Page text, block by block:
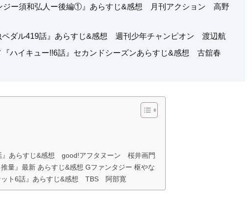
ジー須和弘人ー後編①』あらすじ&感想 月刊アクション 高野
ペダル419話』あらすじ&感想 週刊少年チャンピオン 渡辺航
『ハイキュー!!6話』セカンドシーズンあらすじ&感想 古舘春
』あらすじ&感想 good!アフタヌーン 桜井画門
量』最新 あらすじ&感想 Gファンタジー 枢やな
ット6話』あらすじ&感想 TBS 阿部寛